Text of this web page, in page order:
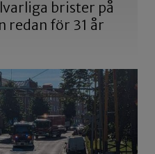
brister på
redan för 31 år